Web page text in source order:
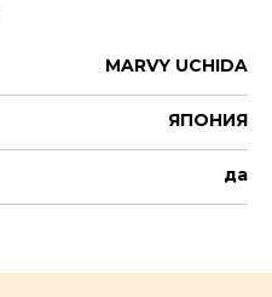
MARVY UCHIDA
ЯПОНИЯ
да